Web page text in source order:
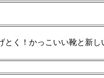
とく！かっこいい靴と新し